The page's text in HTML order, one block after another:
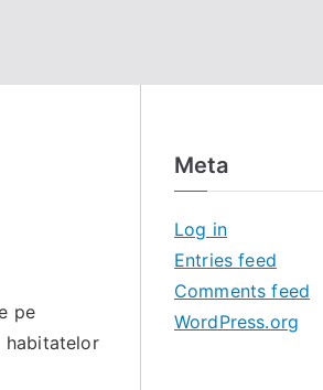
pe
habitatelor
Meta
Log in
Entries feed
Comments feed
WordPress.org